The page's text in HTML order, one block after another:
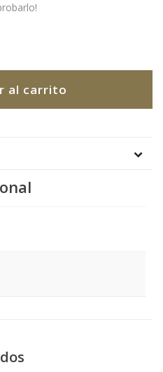
al carrito